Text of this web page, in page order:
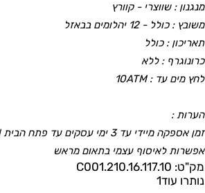
מנגנון : שווצרי - קוורץ
משובץ : כולל - 12 יהלומים בבאזל
תאריכון : כולל
כרונוגרף : ללא
לחץ מים עד : 10ATM
הערות :
זמן אספקה מיידי עד 3 ימי עסקים עד פתח הבית !
אפשרות לאיסוף עצמי בתאום מראש
מק"ט: C001.210.16.117.10
נותרו עוד1